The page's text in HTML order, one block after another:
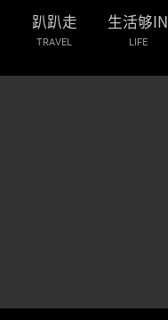
趴趴走
TRAVEL
生活够IN
LIFE